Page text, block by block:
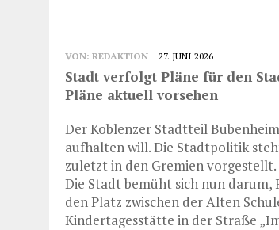
VON: REDAKTION 27. JUNI 2026
Stadt verfolgt Pläne für den
Pläne aktuell vorsehen
Der Koblenzer Stadtteil
aufhalten will. Die Stadtpolitik
zuletzt in den Gremien
Die Stadt bemüht sich nun
den Platz zwischen der Alten
Kindertagesstätte in der Straße